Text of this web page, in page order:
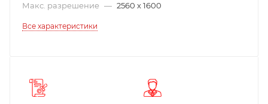
Макс. разрешение — 2560 x 1600
Все характеристики